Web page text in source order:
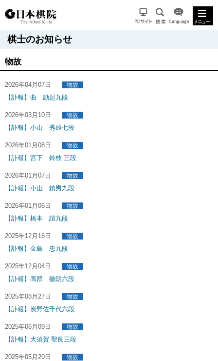
棋士のお知らせ
物故
2026年04月07日 物故
【訃報】曲 励起九段
2026年03月10日 物故
【訃報】小山 秀雄七段
2026年01月08日 物故
【訃報】宮下 鈴枝 三段
2026年01月07日 物故
【訃報】小山 鎮男九段
2026年01月06日 物故
【訃報】橋本 誼九段
2025年12月16日 物故
【訃報】金島 忠九段
2025年12月04日 物故
【訃報】高群 徹朗六段
2025年08月27日 物故
【訃報】炭野佐千代六段
2025年06月09日 物故
【訃報】大須賀 聖良三段
2025年05月20日 物故